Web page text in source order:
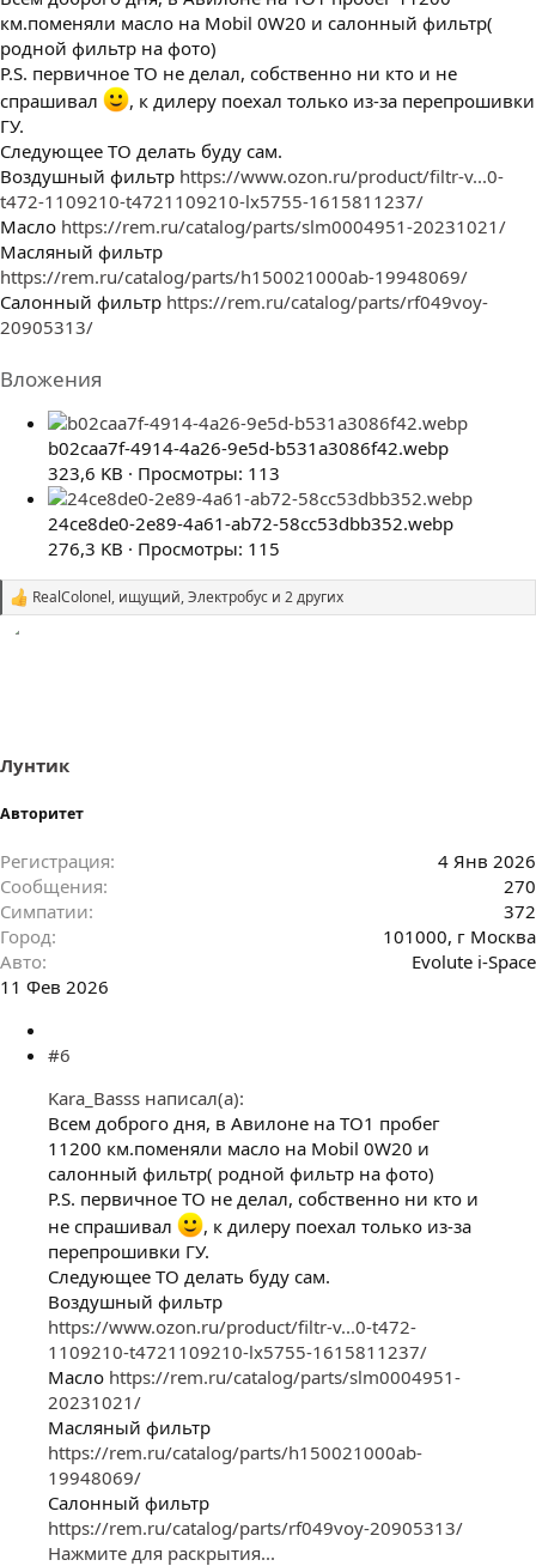
км.поменяли масло на Mobil 0W20 и салонный фильтр(
родной фильтр на фото)
P.S. первичное ТО не делал, собственно ни кто и не
спрашивал
, к дилеру поехал только из-за перепрошивки
ГУ.
Следующее ТО делать буду сам.
Воздушный фильтр https://www.ozon.ru/product/filtr-v...0-
t472-1109210-t4721109210-lx5755-1615811237/
Масло https://rem.ru/catalog/parts/slm0004951-20231021/
Масляный фильтр
https://rem.ru/catalog/parts/h150021000ab-19948069/
Салонный фильтр https://rem.ru/catalog/parts/rf049voy-
20905313/
Вложения
b02caa7f-4914-4a26-9e5d-b531a3086f42.webp
323,6 KB · Просмотры: 113
24ce8de0-2e89-4a61-ab72-58cc53dbb352.webp
276,3 KB · Просмотры: 115
С
:
RealColonel, ищущий,Электробус и 2 других
Лунтик
Авторитет
Регистрация
4 Янв 2026
Сообщения
270
Симпатии
372
Город
101000, г Москва
Авто
Evolute i-Space
11 Фев 2026
#6
Kara_Basss написал(а):
Всем доброго дня, в Авилоне на ТО1 пробег
11200 км.поменяли масло на Mobil 0W20 и
салонный фильтр( родной фильтр на фото)
P.S. первичное ТО не делал, собственно ни кто и
не спрашивал
, к дилеру поехал только из-за
перепрошивки ГУ.
Следующее ТО делать буду сам.
Воздушный фильтр
https://www.ozon.ru/product/filtr-v...0-t472-
1109210-t4721109210-lx5755-1615811237/
Масло https://rem.ru/catalog/parts/slm0004951-
20231021/
Масляный фильтр
https://rem.ru/catalog/parts/h150021000ab-
19948069/
Салонный фильтр
https://rem.ru/catalog/parts/rf049voy-20905313/
Нажмите для раскрытия...